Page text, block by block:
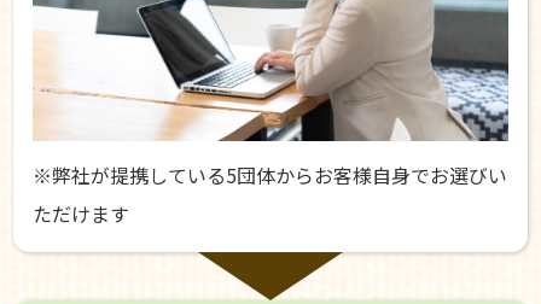
※弊社が提携している5団体からお客様自身でお選びい
ただけます